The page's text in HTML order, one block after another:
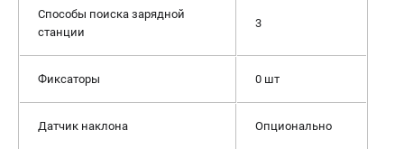
Способы поиска зарядной
станции
3
Фиксаторы 0 шт
Датчик наклона Опционально